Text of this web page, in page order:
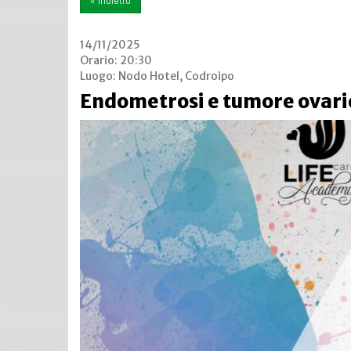
14/11/2025
Orario: 20:30
Luogo: Nodo Hotel, Codroipo
Endometrosi e tumore